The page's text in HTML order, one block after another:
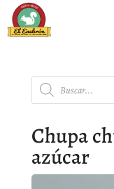
Búsqueda
de
productos
Chupa
azúcar